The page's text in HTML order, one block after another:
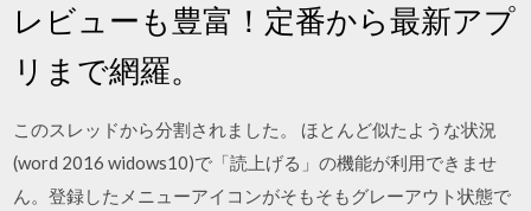
レビューも豊富！定番から最新アプ
リまで網羅。
このスレッドから分割されました。 ほとんど似たような状況
(word 2016 widows10)で「読上げる」の機能が利用できませ
ん。登録したメニューアイコンがそもそもグレーアウト状態で